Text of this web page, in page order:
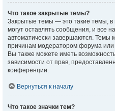
Что такое закрытые темы?
Закрытые темы — это такие темы, в
могут оставлять сообщения, и все
автоматически завершаются. Темы
причинам модератором форума
Вы также можете иметь
зависимости от прав,
конференции.
Вернуться к началу
Что такое значки тем?